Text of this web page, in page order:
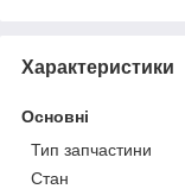
Характеристики
Основні
Тип запчастини
Стан